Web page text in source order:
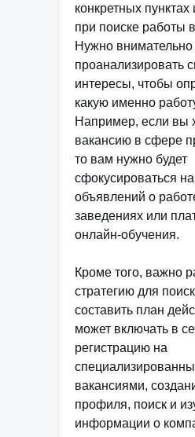
конкретных пунктах
при поиске работы
Нужно внимательно
проанализировать
интересы, чтобы
какую именно
Например, если вы
вакансию в сфере
то вам нужно будет
сфокусироваться
объявлений о
заведениях или
онлайн-обучения.
Кроме того, важно
стратегию для
составить план
может включать в
регистрацию на
вакансиями,
профиля, поиск и
информации о